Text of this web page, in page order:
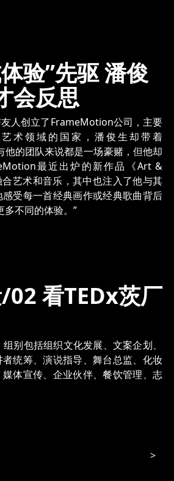
验”先驱 潘俊
会反思
人创立了FrameMotion公司，主要
术领域的国家，潘俊生却带着
的团队来说都是一场豪赌，但他却
最近出炉的新作品《Art &
艺术和音乐，其中也注入了他与其
受每一首经典画作或经典歌曲背后
多不同的体验。”
02 看TEDx茨厂
别包括组织文化发展、文案企划、
统筹、演说指导、舞台总监、化妆
体宣传、企业伙伴、餐饮管理、志
>